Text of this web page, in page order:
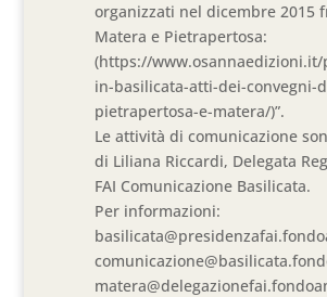
organizzati nel dicembre 2015
Matera e Pietrapertosa:
(https://
in-basilicata-atti-dei-convegni-
pietrapertosa-e-matera/)”.
Le attività di comunicazione
di Liliana Riccardi, Delegata
FAI Comunicazione Basilicata.
Per informazioni: